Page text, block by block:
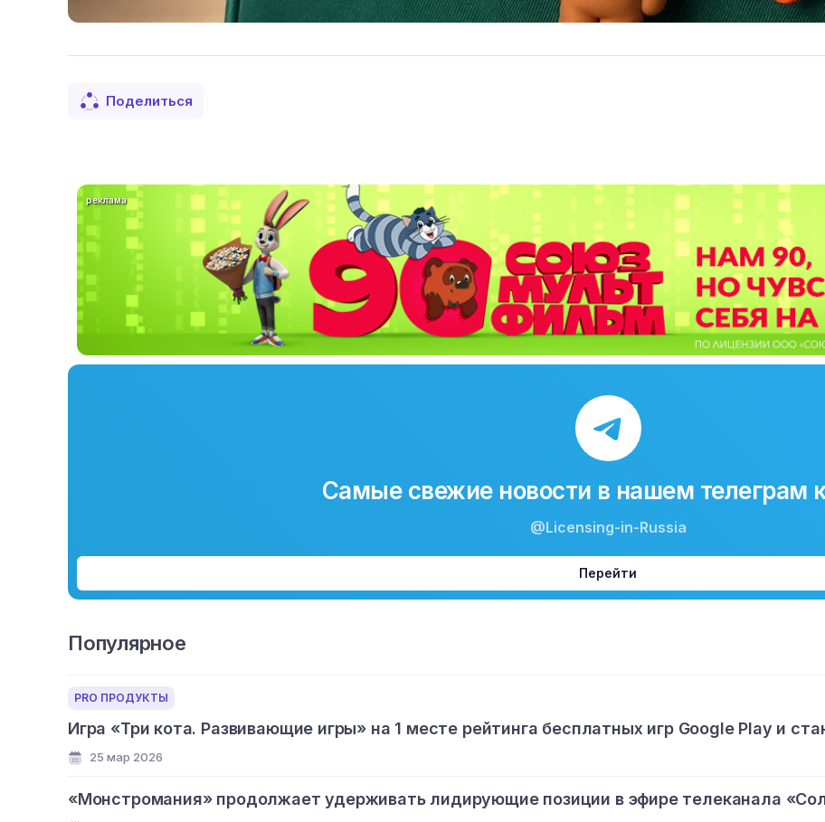
Поделиться
реклама
Самые свежие новости в нашем телеграм
@Licensing-in-Russia
Перейти
Популярное
PRO ПРОДУКТЫ
Игра «Три кота. Развивающие игры» на 1 месте рейтинга бесплатных игр Google Play и
25 мар 2026
«Монстромания» продолжает удерживать лидирующие позиции в эфире телеканала